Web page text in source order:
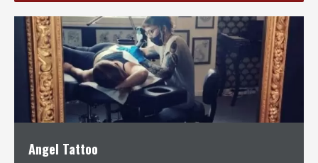
Angel Tattoo